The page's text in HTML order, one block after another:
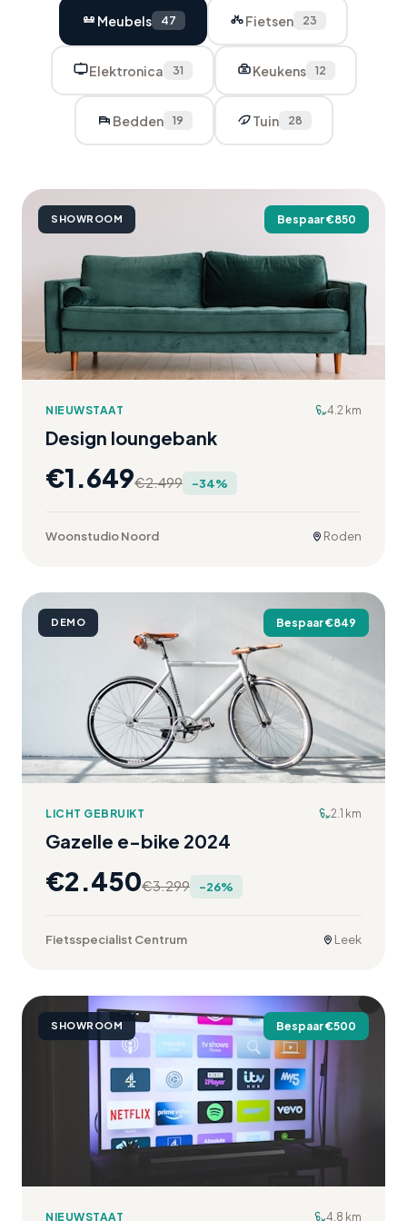
Meubels 47 Fietsen 23
Elektronica 31 Keukens 12
Bedden 19 Tuin 28
SHOWROOM Bespaar €850
NIEUWSTAAT 4.2 km
Design loungebank
€1.649€2.499 -34%
Woonstudio Noord Roden
DEMO Bespaar €849
LICHT GEBRUIKT 2.1 km
Gazelle e-bike 2024
€2.450€3.299 -26%
Fietsspecialist Centrum Leek
SHOWROOM Bespaar €500
NIEUWSTAAT 4.8 km